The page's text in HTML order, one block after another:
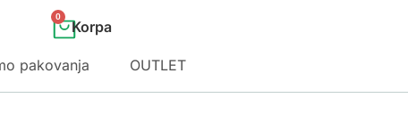
0
pakovanja OUTLET